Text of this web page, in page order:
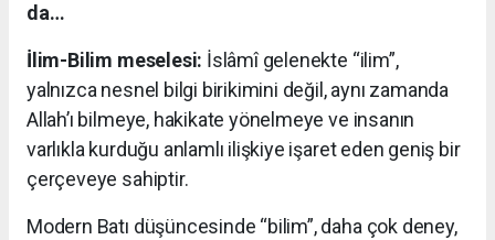
da…
İlim-Bilim meselesi: İslâmî gelenekte “ilim”,
yalnızca nesnel bilgi birikimini değil, aynı zamanda
Allah’ı bilmeye, hakikate yönelmeye ve insanın
varlıkla kurduğu anlamlı ilişkiye işaret eden geniş bir
çerçeveye sahiptir.
Modern Batı düşüncesinde “bilim”, daha çok deney,